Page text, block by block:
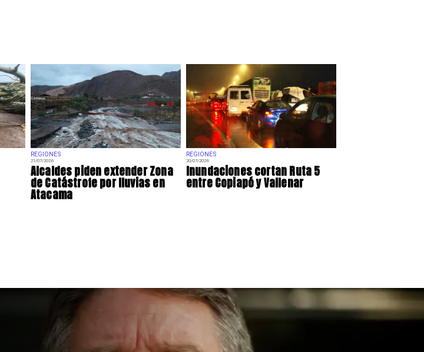
REGIONES
21/07/2026
Alcaldes piden extender Zona
de Catástrofe por lluvias en
Atacama
REGIONES
20/07/2026
Inundaciones cortan Ruta 5
entre Copiapó y Vallenar